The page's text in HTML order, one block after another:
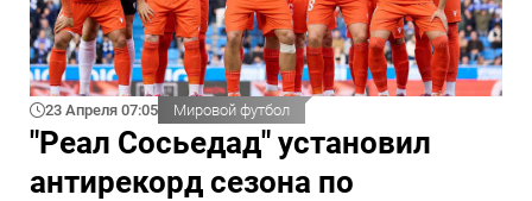
23 Апреля 07:05 Мировой футбол
"Реал Сосьедад" установил
антирекорд сезона по